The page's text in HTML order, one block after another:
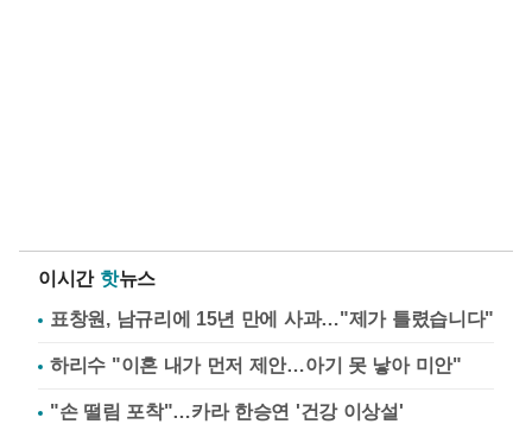
이시간 핫뉴스
표창원, 남규리에 15년 만에 사과…"제가 틀렸습니다"
하리수 "이혼 내가 먼저 제안…아기 못 낳아 미안"
"손 떨림 포착"…카라 한승연 '건강 이상설'